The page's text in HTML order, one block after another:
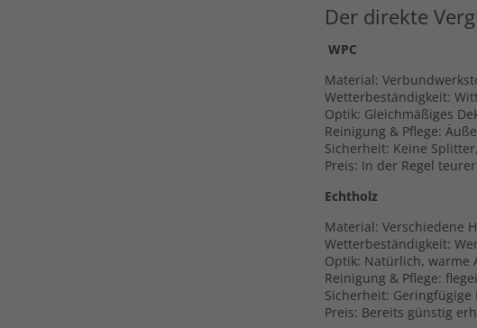
Der direkte
WPC
Material:
Wetterbeständigkeit:
Optik: Gleichmäßiges
Reinigung & Pflege:
Sicherheit: Keine
Preis: In der Regel
Echtholz
Material: Verschiedene
Wetterbeständigkeit:
Optik: Natürlich, warme
Reinigung & Pflege:
Sicherheit:
Preis: Bereits günstig